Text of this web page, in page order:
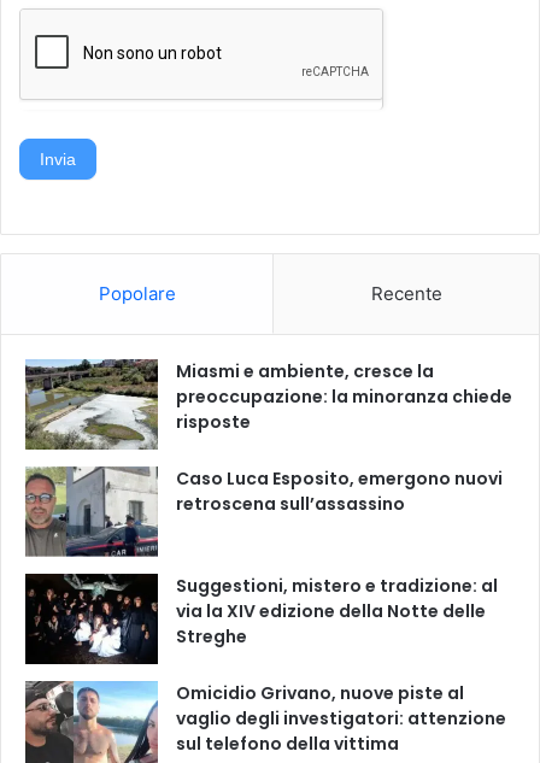
Invia
Popolare Recente
Miasmi e ambiente, cresce la
preoccupazione: la minoranza chiede
risposte
Caso Luca Esposito, emergono nuovi
retroscena sull’assassino
Suggestioni, mistero e tradizione: al
via la XIV edizione della Notte delle
Streghe
Omicidio Grivano, nuove piste al
vaglio degli investigatori: attenzione
sul telefono della vittima